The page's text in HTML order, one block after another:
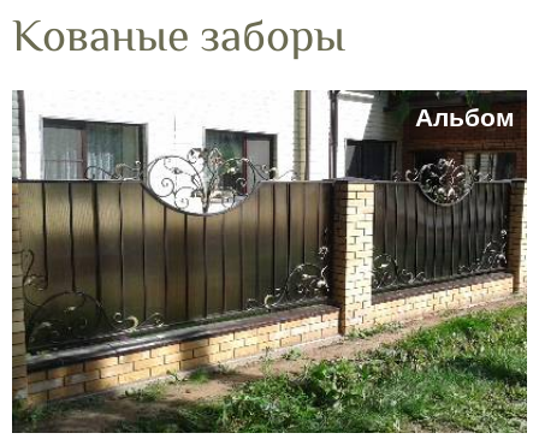
Кованые заборы
Альбом